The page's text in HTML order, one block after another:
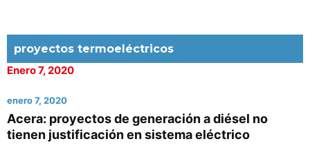
proyectos termoeléctricos
Enero 7, 2020
enero 7, 2020
Acera: proyectos de generación a diésel no
tienen justificación en sistema eléctrico